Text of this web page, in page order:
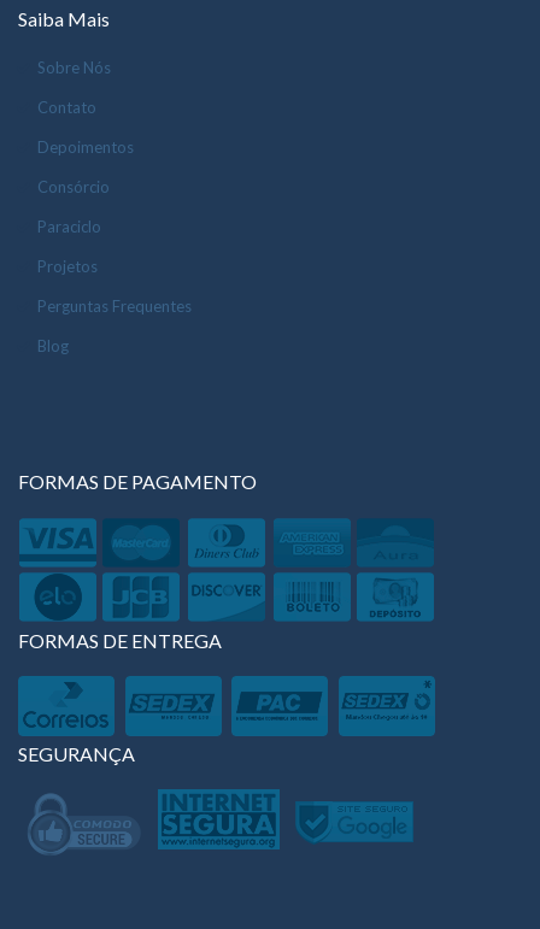
Saiba Mais
Sobre Nós
Contato
Depoimentos
Consórcio
Paraciclo
Projetos
Perguntas Frequentes
Blog
FORMAS DE PAGAMENTO
FORMAS DE ENTREGA
SEGURANÇA